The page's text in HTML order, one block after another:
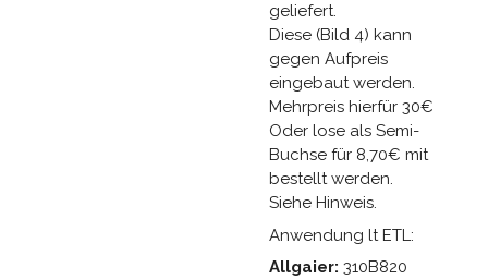
geliefert.
Diese (Bild 4) kann
gegen Aufpreis
eingebaut werden.
Mehrpreis hierfür 30€
Oder lose als Semi-
Buchse für 8,70€ mit
bestellt werden.
Siehe Hinweis.
Anwendung lt ETL:
Allgaier: 310B820